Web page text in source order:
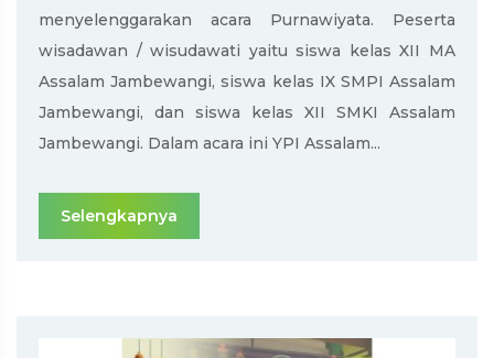
menyelenggarakan acara Purnawiyata. Peserta
wisadawan / wisudawati yaitu siswa kelas XII MA
Assalam Jambewangi, siswa kelas IX SMPI Assalam
Jambewangi, dan siswa kelas XII SMKI Assalam
Jambewangi. Dalam acara ini YPI Assalam...
Selengkapnya